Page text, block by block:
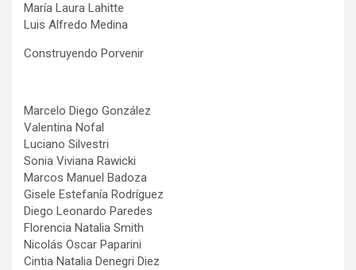
María Laura Lahitte
Luis Alfredo Medina
Construyendo Porvenir
Marcelo Diego González
Valentina Nofal
Luciano Silvestri
Sonia Viviana Rawicki
Marcos Manuel Badoza
Gisele Estefanía Rodríguez
Diego Leonardo Paredes
Florencia Natalia Smith
Nicolás Oscar Paparini
Cintia Natalia Denegri Diez